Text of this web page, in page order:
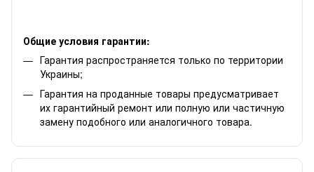
Общие условия гарантии:
Гарантия распространяется только по территории
Украины;
Гарантия на проданные товары предусматривает
их гарантийный ремонт или полную или частичную
замену подобного или аналогичного товара.